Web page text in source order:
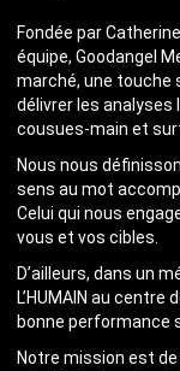
Fondée par
équipe, Goodangel
marché, une touche
délivrer les analyses
cousues-main et
Nous nous
sens au mot
Celui qui nous
vous et vos cibles.
D’ailleurs, dans un
L’HUMAIN au centre
bonne performance
Notre mission est